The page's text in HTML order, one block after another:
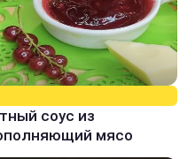
соус из
мясо